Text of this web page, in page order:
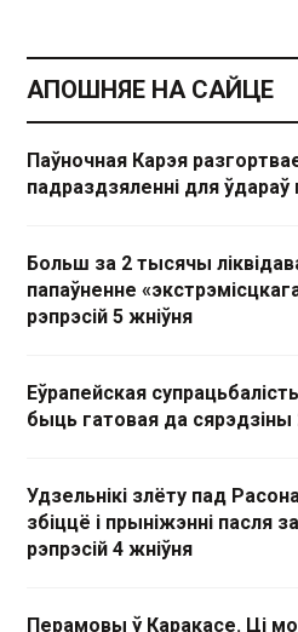
АПОШНЯЕ НА САЙЦЕ
Паўночная Карэя
падраздзяленні для ўдараў
Больш за 2 тысячы
папаўненне
рэпрэсій 5 жніўня
Еўрапейская
быць гатовая да сярэдзіны
Удзельнікі злёту пад
збіццё і прыніжэнні пасля
рэпрэсій 4 жніўня
Перамовы ў Каракасе. Ці